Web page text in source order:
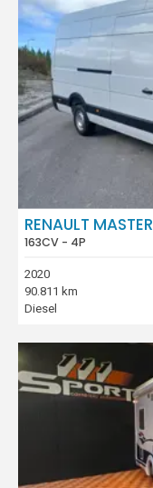
RENAULT MASTER
163CV - 4P
2020
90.811 km
Diesel